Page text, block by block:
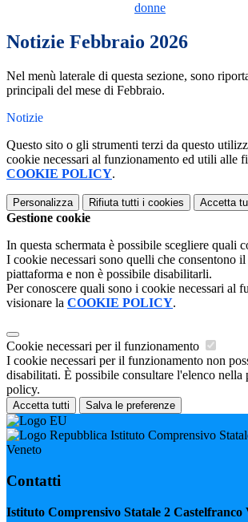
donne
Notizie Febbraio 2026
Nel menù laterale di questa sezione, sono
principali del mese di Febbraio.
Notizie
Questo sito o gli strumenti terzi da questo
cookie necessari al funzionamento ed utili alle
COOKIE POLICY.
Personalizza Rifiuta tutti i cookies Accetta
Gestione cookie
In questa schermata è possibile scegliere quali
I cookie necessari sono quelli che consentono
piattaforma e non è possibile disabilitarli.
Per conoscere quali sono i cookie necessari al
visionare la COOKIE POLICY.
Cookie necessari per il funzionamento
I cookie necessari per il funzionamento non
disabilitati. È possibile consultare l'elenco nella
policy.
Accetta tutti Salva le preferenze
Istituto Comprensivo
Veneto
Contatti
Istituto Comprensivo Statale 2 Castelfranco